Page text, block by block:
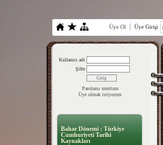
Üye Ol Üye Girişi
Kullanıcı adı
Şifre
Parolamı unuttum
Üye olmak istiyorum
Bahar Dönemi : Türkiye
Cumhuriyeti Tarihi
Kaynakları